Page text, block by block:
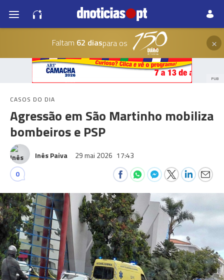
Faltam 62 diaspara os ×
PUB
CASOS DO DIA
Agressão em São Martinho mobiliza
bombeiros e PSP
Inês Paiva 29 mai 2026 17:43
0